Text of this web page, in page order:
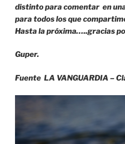
distinto para comentar en
para todos los que
Hasta la próxima…..gracias
Guper.
Fuente LA VANGUARDIA –